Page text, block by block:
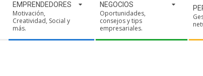
Navigation
Menu
EMPRENDEDORES
Motivación,
Creatividad, Social y
más.
NEGOCIOS
Oportunidades,
consejos y tips
empresariales.